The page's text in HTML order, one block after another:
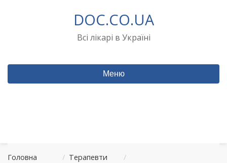
DOC.CO.UA
Всі лікарі в Україні
Меню
Головна / Терапевти
/